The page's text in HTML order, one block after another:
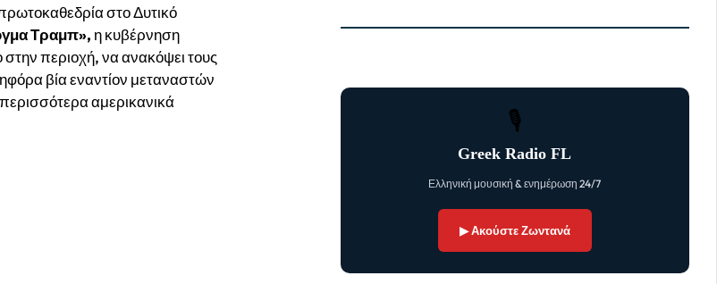
στο Δυτικό
Τραμπ», η κυβέρνηση
περιοχή, να ανακόψει τους
βία εναντίον μεταναστών
αμερικανικά
🎙
Greek Radio FL
Ελληνική μουσική & ενημέρωση 24/7
▶ Ακούστε Ζωντανά